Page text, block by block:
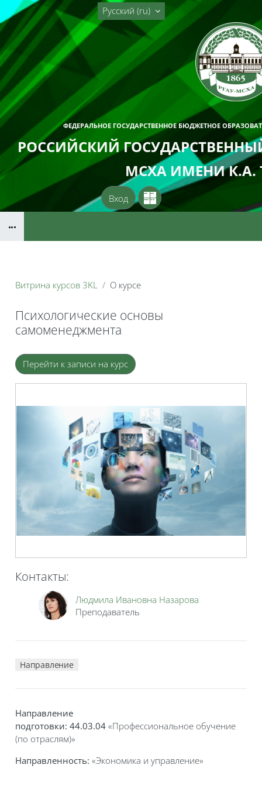
Перейти к основному содержанию
ФЕДЕРАЛЬНОЕ ГОСУДАРСТВЕННОЕ БЮДЖЕТНОЕ
РОССИЙСКИЙ
МСХА ИМЕНИ К.А.
Русский ‎(ru)‎
Вход
Витрина курсов 3KL О курсе
Психологические основы
самоменеджмента
Блоки
Перейти к записи на курс
Контакты:
Людмила Ивановна Назарова
Преподаватель
Направление
Направление
подготовки: 44.03.04 «Профессиональное обучение
(по отраслям)»
Направленность: «Экономика и управление»